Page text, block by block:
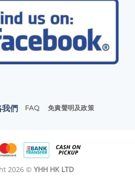
們 FAQ 免責聲明及政策
2026 © YHH HK LTD